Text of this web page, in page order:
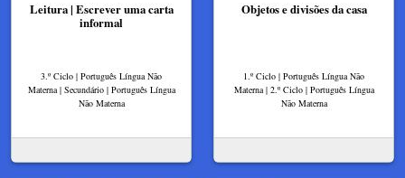
Leitura | Escrever uma carta
informal
3.º Ciclo | Português Língua Não
Materna | Secundário | Português Língua
Não Materna
Objetos e divisões da casa
1.º Ciclo | Português Língua Não
Materna | 2.º Ciclo | Português Língua
Não Materna